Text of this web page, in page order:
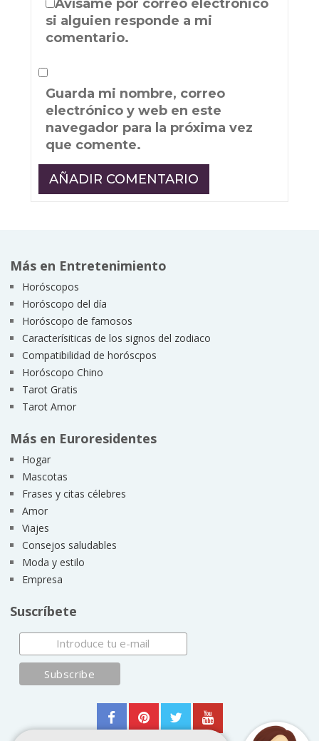
Avísame por correo electrónico
si alguien responde a mi
comentario.
Guarda mi nombre, correo
electrónico y web en este
navegador para la próxima vez
que comente.
Más en Entretenimiento
Horóscopos
Horóscopo del día
Horóscopo de famosos
Caracterísiticas de los signos del zodiaco
Compatibilidad de horóscpos
Horóscopo Chino
Tarot Gratis
Tarot Amor
Más en Euroresidentes
Hogar
Mascotas
Frases y citas célebres
Amor
Viajes
Consejos saludables
Moda y estilo
Empresa
Suscríbete